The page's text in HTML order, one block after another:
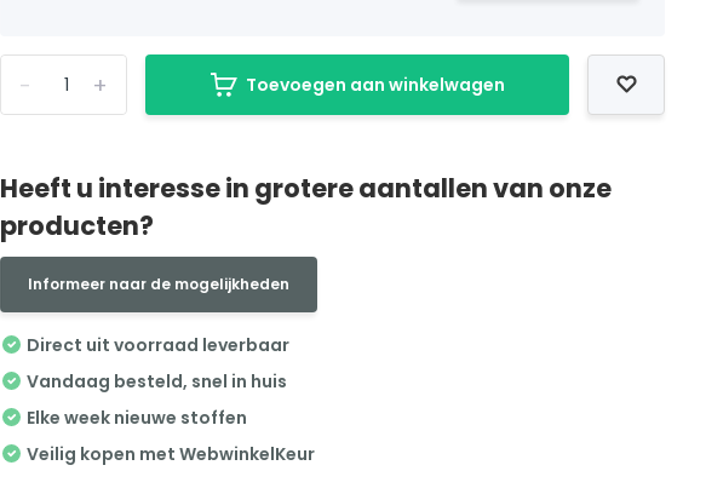
+
- Toevoegen aan winkelwagen
Heeft u interesse in grotere aantallen van onze
producten?
Informeer naar de mogelijkheden
Direct uit voorraad leverbaar
Vandaag besteld, snel in huis
Elke week nieuwe stoffen
Veilig kopen met WebwinkelKeur